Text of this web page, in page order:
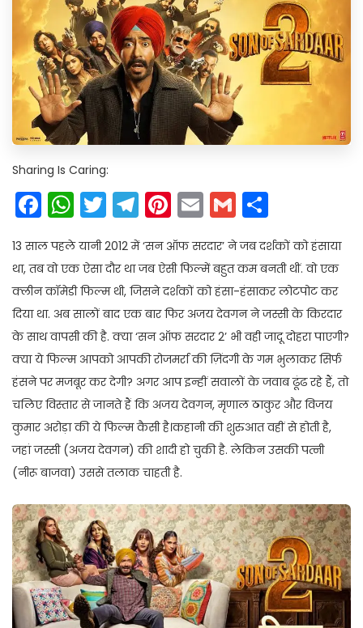
Sharing Is Caring:
Facebook
WhatsApp
Twitter
Telegram
Pinterest
EmailGmail
13 साल पहले यानी 2012 में ‘सन ऑफ सरदार’ ने जब दर्शकों को हंसाया
था, तब वो एक ऐसा दौर था जब ऐसी फिल्में बहुत कम बनती थीं. वो एक
क्लीन कॉमेडी फिल्म थी, जिसने दर्शकों को हंसा-हंसाकर लोटपोट कर
दिया था. अब सालों बाद एक बार फिर अजय देवगन ने जस्सी के किरदार
के साथ वापसी की है. क्या ‘सन ऑफ सरदार 2’ भी वही जादू दोहरा पाएगी?
क्या ये फिल्म आपको आपकी रोजमर्रा की ज़िंदगी के गम भुलाकर सिर्फ
हंसने पर मजबूर कर देगी? अगर आप इन्हीं सवालों के जवाब ढूंढ रहे हैं, तो
चलिए विस्तार से जानते हैं कि अजय देवगन, मृणाल ठाकुर और विजय
कुमार अरोड़ा की ये फिल्म कैसी है।कहानी की शुरुआत वहीं से होती है,
जहां जस्सी (अजय देवगन) की शादी हो चुकी है. लेकिन उसकी पत्नी
(नीरू बाजवा) उससे तलाक चाहती है.